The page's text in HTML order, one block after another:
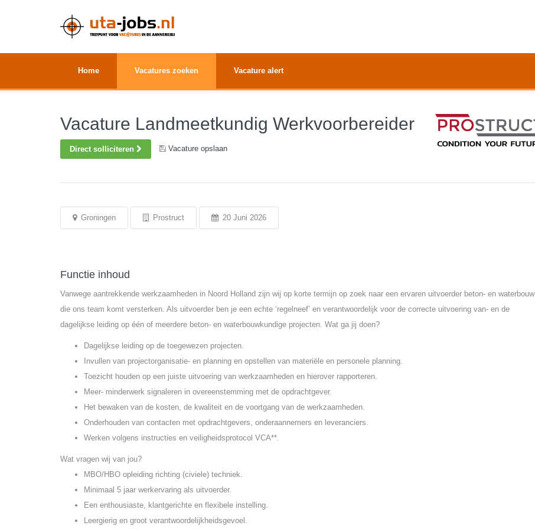
Home Vacatures zoeken Vacature alert
Vacature Landmeetkundig Werkvoorbereider
Direct solliciteren Vacature opslaan
Groningen Prostruct 20 Juni 2026
Functie inhoud
Vanwege aantrekkende werkzaamheden in Noord Holland zijn wij op korte termijn op zoek naar een ervaren uitvoerder beton- en waterbouw
die ons team komt versterken. Als uitvoerder ben je een echte ‘regelneef’ en verantwoordelijk voor de correcte uitvoering van- en de
dagelijkse leiding op één of meerdere beton- en waterbouwkundige projecten. Wat ga jij doen?
Dagelijkse leiding op de toegewezen projecten.
Invullen van projectorganisatie- en planning en opstellen van materiële en personele planning.
Toezicht houden op een juiste uitvoering van werkzaamheden en hierover rapporteren.
Meer- minderwerk signaleren in overeenstemming met de opdrachtgever.
Het bewaken van de kosten, de kwaliteit en de voortgang van de werkzaamheden.
Onderhouden van contacten met opdrachtgevers, onderaannemers en leveranciers.
Werken volgens instructies en veiligheidsprotocol VCA**.
Wat vragen wij van jou?
MBO/HBO opleiding richting (civiele) techniek.
Minimaal 5 jaar werkervaring als uitvoerder.
Een enthousiaste, klantgerichte en flexibele instelling.
Leergierig en groot verantwoordelijkheidsgevoel.